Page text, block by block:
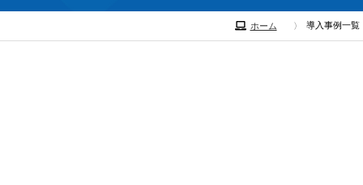
ホーム 導入事例一覧